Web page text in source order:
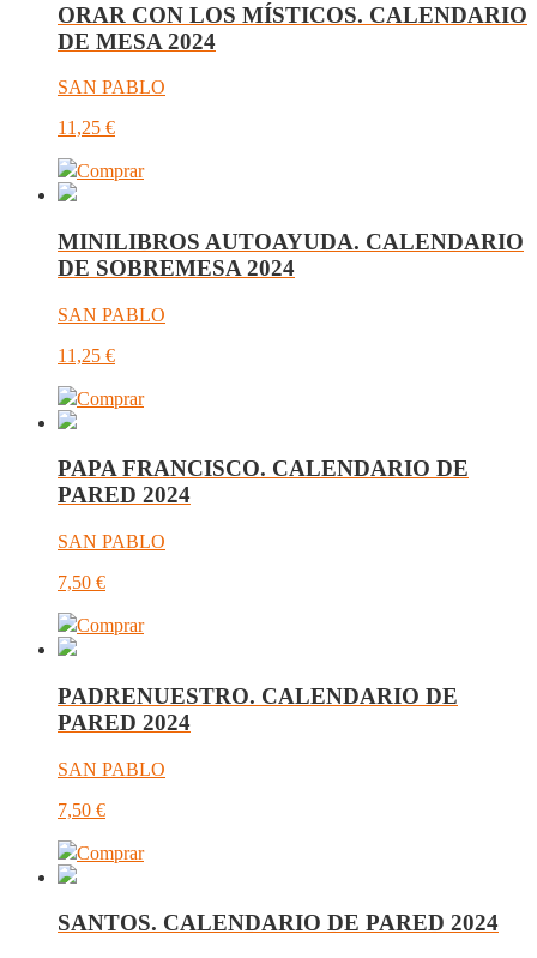
ORAR CON LOS MÍSTICOS. CALENDARIO
DE MESA 2024
SAN PABLO
11,25 €
Comprar
MINILIBROS AUTOAYUDA. CALENDARIO
DE SOBREMESA 2024
SAN PABLO
11,25 €
Comprar
PAPA FRANCISCO. CALENDARIO DE
PARED 2024
SAN PABLO
7,50 €
Comprar
PADRENUESTRO. CALENDARIO DE
PARED 2024
SAN PABLO
7,50 €
Comprar
SANTOS. CALENDARIO DE PARED 2024